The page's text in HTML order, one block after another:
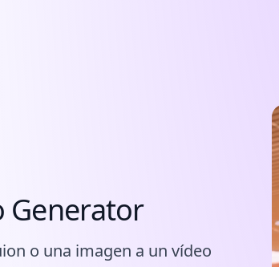
Generator
o una imagen a un vídeo